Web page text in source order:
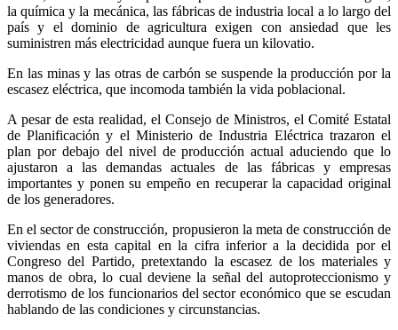
la química y la mecánica, las fábricas de industria local a lo largo del
país y el dominio de agricultura exigen con ansiedad que les
suministren más electricidad aunque fuera un kilovatio.
En las minas y las otras de carbón se suspende la producción por la
escasez eléctrica, que incomoda también la vida poblacional.
A pesar de esta realidad, el Consejo de Ministros, el Comité Estatal
de Planificación y el Ministerio de Industria Eléctrica trazaron el
plan por debajo del nivel de producción actual aduciendo que lo
ajustaron a las demandas actuales de las fábricas y empresas
importantes y ponen su empeño en recuperar la capacidad original
de los generadores.
En el sector de construcción, propusieron la meta de construcción de
viviendas en esta capital en la cifra inferior a la decidida por el
Congreso del Partido, pretextando la escasez de los materiales y
manos de obra, lo cual deviene la señal del autoproteccionismo y
derrotismo de los funcionarios del sector económico que se escudan
hablando de las condiciones y circunstancias.